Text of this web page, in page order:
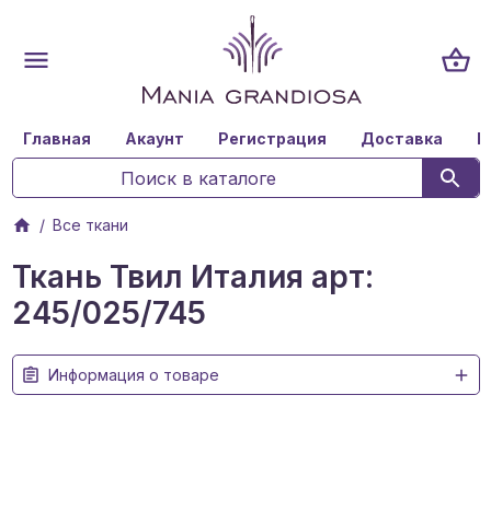
Главная Акаунт Регистрация Доставка
Все ткани
Ткань Твил Италия арт:
245/025/745
Информация о товаре